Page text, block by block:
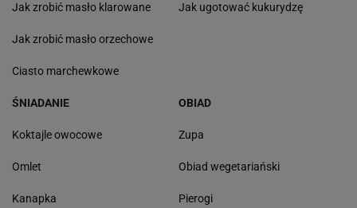
Jak zrobić masło klarowane
Jak zrobić masło orzechowe
Ciasto marchewkowe
Jak ugotować kukurydzę
ŚNIADANIE
Koktajle owocowe
Omlet
Kanapka
OBIAD
Zupa
Obiad wegetariański
Pierogi